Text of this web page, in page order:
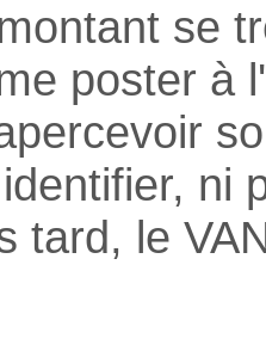
se
poster à
ni
tard, le